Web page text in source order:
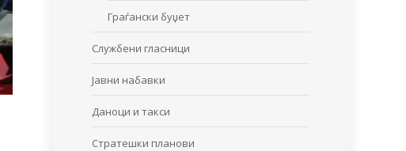
Граѓански буџет
Службени гласници
Јавни набавки
Даноци и такси
Стратешки планови